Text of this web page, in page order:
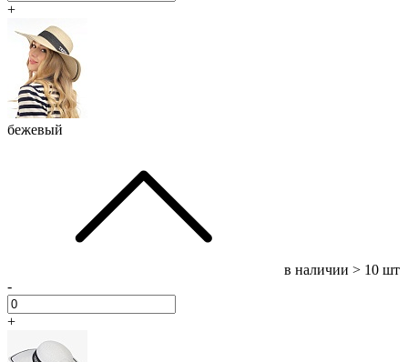
+
бежевый
в наличии > 10 шт
-
+